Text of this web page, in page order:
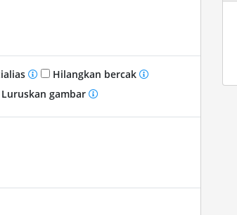
Hilangkan bercak
gambar